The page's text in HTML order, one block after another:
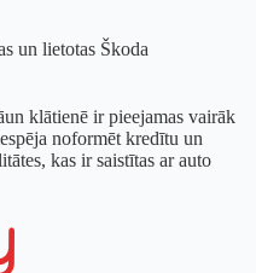
un lietotas Škoda
klātienē ir pieejamas vairāk
noformēt kredītu un
kas ir saistītas ar auto